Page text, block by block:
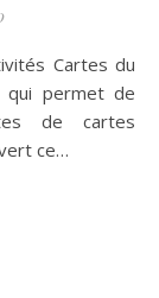
qui permet de
de cartes
ce…